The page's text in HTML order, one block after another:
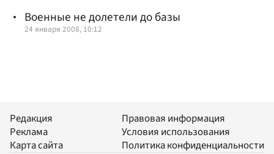
Военные не долетели до базы
24 января 2008, 10:12
Редакция
Реклама
Карта сайта
Правовая информация
Условия использования
Политика конфиденциальности